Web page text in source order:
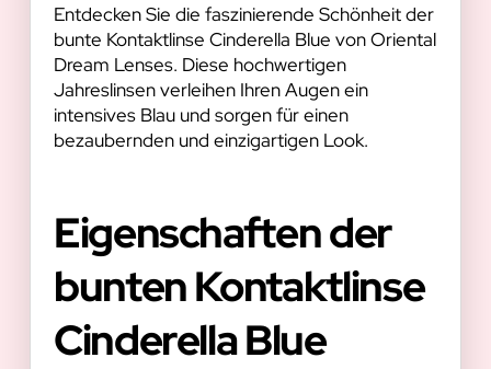
Entdecken Sie die faszinierende Schönheit der
bunte Kontaktlinse Cinderella Blue von Oriental
Dream Lenses. Diese hochwertigen
Jahreslinsen verleihen Ihren Augen ein
intensives Blau und sorgen für einen
bezaubernden und einzigartigen Look.
Eigenschaften der
bunten Kontaktlinse
Cinderella Blue